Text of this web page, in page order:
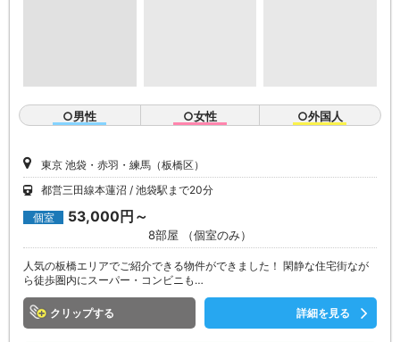
○男性 ○女性 ○外国人
東京 池袋・赤羽・練馬（板橋区）
都営三田線本蓮沼
池袋駅まで20分
個室 53,000円～
8部屋 （個室のみ）
人気の板橋エリアでご紹介できる物件ができました！ 閑静な住宅街なが
ら徒歩圏内にスーパー・コンビニも…
クリップ 詳細を見る